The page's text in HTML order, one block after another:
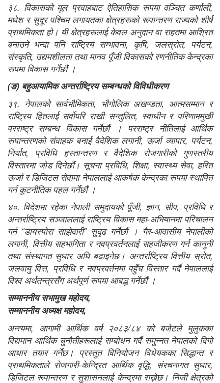
३८. विकासको मूल प्रवाहबाट ऐतिहासिक रूपमा वञ्चित कर्णाली,
मधेश र सुदूर पश्चिम लगायतका क्षेत्रहरूको रूपान्तरण राज्यको शीर्ष
प्राथमिकता हो। यी क्षेत्रहरूलाई केवल अनुदान वा राहतमा आश्रित
बनाउने भन्दा पनि राष्ट्रिय सम्भावना, कृषि, जलस्रोत, पर्यटन,
संस्कृति, उद्यमशीलता तथा मानव पूँजी विकासको रणनीतिक केन्द्रका
रूपमा विकास गर्नेछौं ।
(ङ) बहुआयामिक अन्तर्राष्ट्रिय सम्बन्धको विविधीकरण
३९. नेपालको सार्वभौमिकता, भौगोलिक अखण्डता, आत्मसम्मान र
राष्ट्रिय हितलाई सर्वोपरि राखी सन्तुलित, स्वाधीन र परिणाममुखी
परराष्ट्र सम्बन्ध विकास गर्नेछौं । परराष्ट्र नीतिलाई आर्थिक
रूपान्तरणको संवाहक बनाई वैदेशिक लगानी, ऊर्जा व्यापार, पर्यटन,
निर्यात, प्रविधि हस्तान्तरण र वैदेशिक रोजगारीको गुणस्तरीय
विस्तारमा जोड दिनेछौं। सूचना प्रविधि, शिक्षा, स्वास्थ्य सेवा, हरित
ऊर्जा र डिजिटल सेवामा नेपाललाई आकर्षक केन्द्रका रूपमा स्थापित
गर्न कूटनीतिक पहल गर्नेछौं ।
४०. विदेशमा रहेका नेपाली समुदायको पूँजी, ज्ञान, सीप, प्रविधि र
अन्तर्राष्ट्रिय सञ्जाललाई राष्ट्रिय विकास महा-अभियानमा परिचालन
गर्न “डायस्पोरा साझेदारी” सुदृढ गर्नेछौं । गैर-आवासीय नेपालीको
लगानी, वित्तीय सहभागिता र नवप्रवर्तनलाई सहजीकरण गर्न कानुनी
तथा संस्थागत सुधार अघि बढाइनेछ। अन्तर्राष्ट्रिय वित्तीय स्रोत,
जलवायु वित्त, प्रविधि र नवप्रवर्तनमा पहुँच विस्तार गर्दै नेपाललाई
विश्व अर्थतन्त्रसँग अर्थपूर्ण रूपमा आबद्ध गर्नेछौं ।
सम्माननीय सभामुख महोदय,
सम्माननीय अध्यक्ष महोदय,
अन्त्यमा, आगामी आर्थिक वर्ष २०८३/८४ को बजेटले मुलुकका
विद्यमान आर्थिक चुनौतीहरूलाई सम्बोधन गर्दै समुन्नत नेपालको दिगो
आधार तयार गर्नेछ। प्रस्तुत विनियोजन विधेयकका सिद्धान्त र
प्राथमिकताले रोजगारी-केन्द्रित आर्थिक वृद्धि, संरचनागत सुधार,
डिजिटल रूपान्तरण र सुशासनलाई केन्द्रमा राख्नेछ। निजी क्षेत्रको